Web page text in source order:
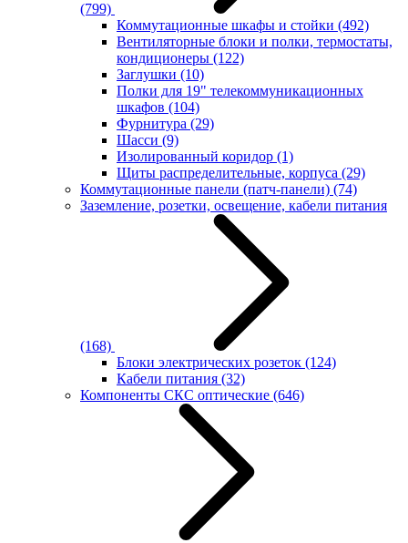
(799)
Коммутационные шкафы и стойки (492)
Вентиляторные блоки и полки, термостаты,
кондиционеры (122)
Заглушки (10)
Полки для 19" телекоммуникационных
шкафов (104)
Фурнитура (29)
Шасси (9)
Изолированный коридор (1)
Щиты распределительные, корпуса (29)
Коммутационные панели (патч-панели) (74)
Заземление, розетки, освещение, кабели питания
(168)
Блоки электрических розеток (124)
Кабели питания (32)
Компоненты СКС оптические (646)